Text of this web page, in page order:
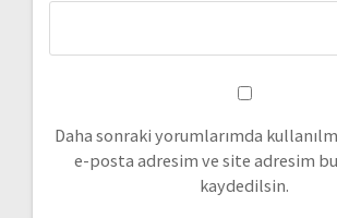
Daha sonraki yorumlarımda
e-posta adresim ve site adresim bu
kaydedilsin.